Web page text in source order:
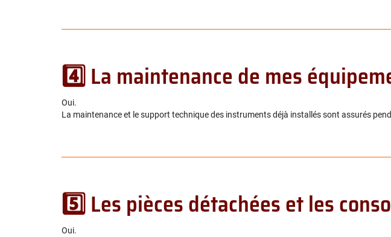
4️⃣ La maintenance de mes
Oui.
La maintenance et le support technique des instruments déjà installés sont assurés
5️⃣ Les pièces détachées et les
Oui.